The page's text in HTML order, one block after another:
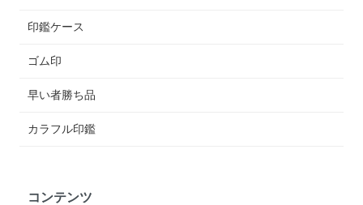
印鑑ケース
ゴム印
早い者勝ち品
カラフル印鑑
コンテンツ